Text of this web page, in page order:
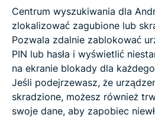
Centrum wyszukiwania dla
zlokalizować zagubione lub
Pozwala zdalnie zablokować
PIN lub hasła i wyświetlić
na ekranie blokady dla
Jeśli podejrzewasz, że
skradzione, możesz również
swoje dane, aby zapobiec